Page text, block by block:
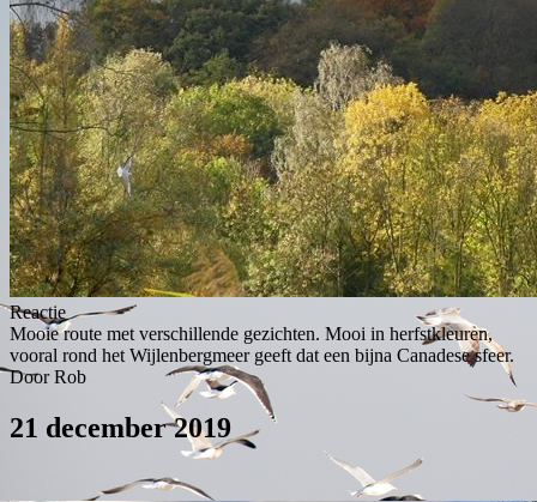
Reactie
Mooie route met verschillende gezichten. Mooi in herfstkleuren,
vooral rond het Wijlenbergmeer geeft dat een bijna Canadese sfeer.
Door Rob
21 december 2019